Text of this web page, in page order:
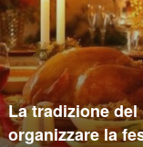
La tradizione
organizzare la